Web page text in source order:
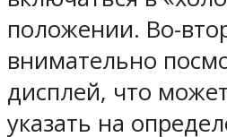
положении. Во-
внимательно
дисплей, что
указать на